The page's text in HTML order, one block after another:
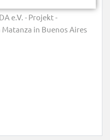
e.V. - Projekt -
in Buenos Aires